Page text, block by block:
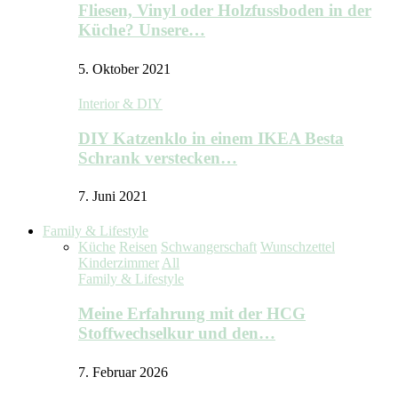
Fliesen, Vinyl oder Holzfussboden in der
Küche? Unsere…
5. Oktober 2021
Interior & DIY
DIY Katzenklo in einem IKEA Besta
Schrank verstecken…
7. Juni 2021
Family & Lifestyle
Küche Reisen Schwangerschaft Wunschzettel
KinderzimmerAll
Family & Lifestyle
Meine Erfahrung mit der HCG
Stoffwechselkur und den…
7. Februar 2026